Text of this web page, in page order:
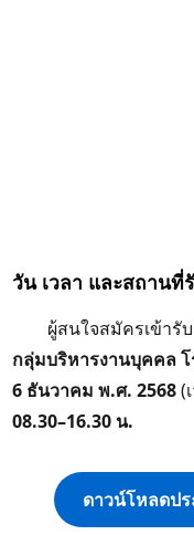
วัน เวลา และสถานที่
ผู้สนใจสมัครเข้ารั
กลุ่มบริหารงานบุคคล
6 ธันวาคม พ.ศ. 2568(
08.30–16.30 น.
ดาวน์โหลดป